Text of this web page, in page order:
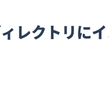
レクトリに